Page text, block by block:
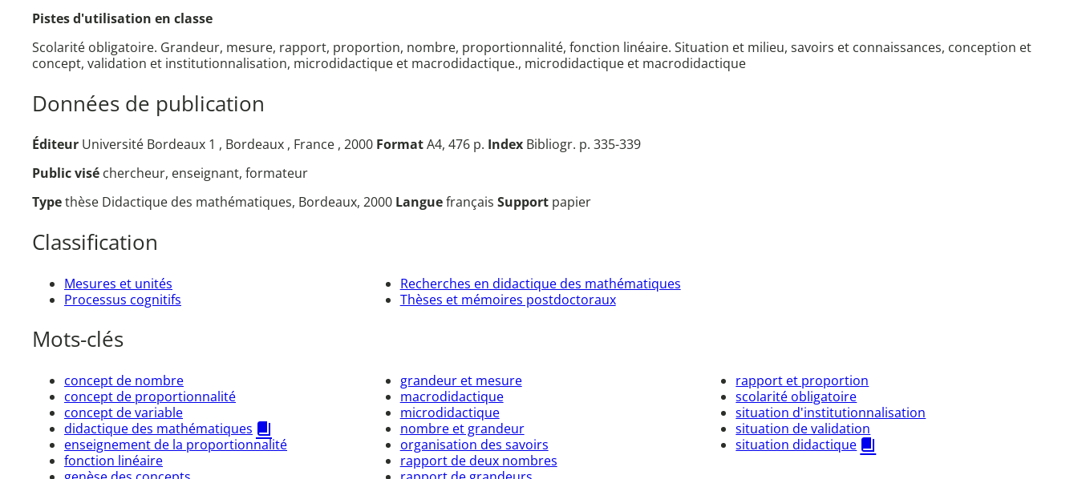
Pistes d'utilisation en classe
Scolarité obligatoire. Grandeur, mesure, rapport, proportion, nombre, proportionnalité, fonction linéaire. Situation et milieu, savoirs et connaissances, conception et
concept, validation et institutionnalisation, microdidactique et macrodidactique., microdidactique et macrodidactique
Données de publication
Éditeur Université Bordeaux 1 , Bordeaux , France , 2000 FormatA4, 476 p. Index Bibliogr. p. 335-339
Public visé chercheur, enseignant, formateur
Typethèse Didactique des mathématiques, Bordeaux, 2000 Languefrançais Support papier
Classification
Mesures et unités
Processus cognitifs
Recherches en didactique des mathématiques
Thèses et mémoires postdoctoraux
Mots-clés
concept de nombre
concept de proportionnalité
concept de variable
didactique des mathématiques
enseignement de la proportionnalité
fonction linéaire
grandeur et mesure
macrodidactique
microdidactique
nombre et grandeur
organisation des savoirs
rapport de deux nombres
rapport et proportion
scolarité obligatoire
situation d'institutionnalisation
situation de validation
situation didactique